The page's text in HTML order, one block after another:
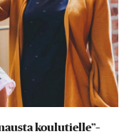
koulutielle”–